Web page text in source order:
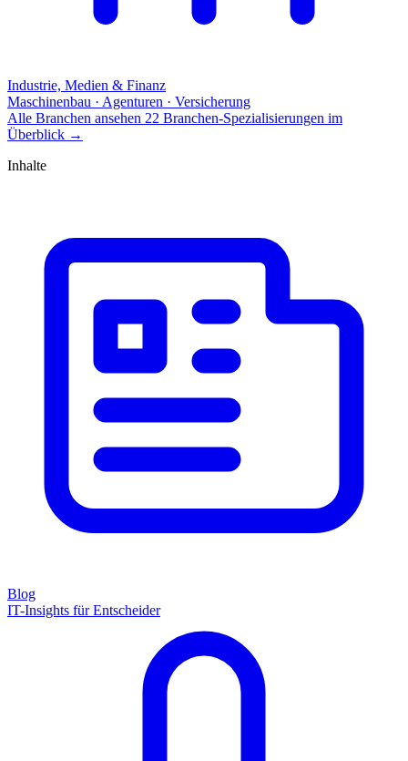
Industrie, Medien & Finanz
Maschinenbau · Agenturen · Versicherung
Alle Branchen ansehen 22 Branchen-Spezialisierungen im
Überblick →
Inhalte
Blog
IT-Insights für Entscheider